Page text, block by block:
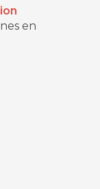
en